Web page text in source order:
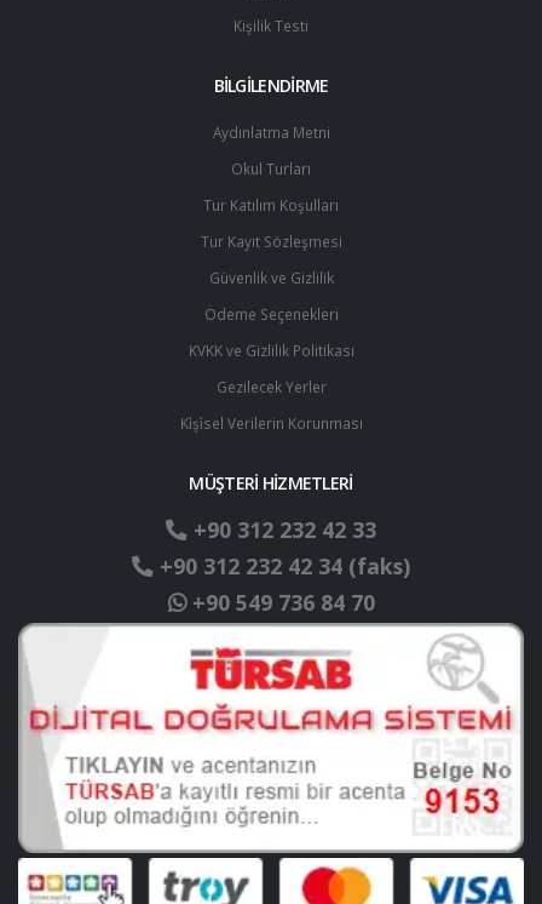
Kişilik Testi
BİLGİLENDİRME
Aydınlatma Metni
Okul Turları
Tur Katılım Koşulları
Tur Kayıt Sözleşmesi
Güvenlik ve Gizlilik
Ödeme Seçenekleri
KVKK ve Gizlilik Politikası
Gezilecek Yerler
Ki̇şi̇sel Verilerin Korunması
MÜŞTERİ HİZMETLERİ
+90 312 232 42 33
+90 312 232 42 34 (faks)
+90 549 736 84 70